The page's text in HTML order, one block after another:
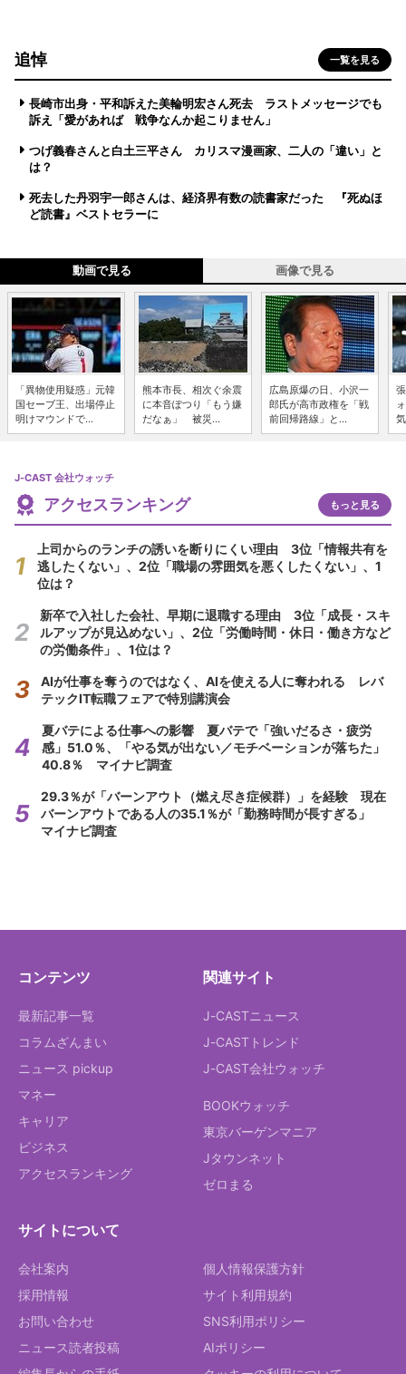
追悼 一覧を見る
長崎市出身・平和訴えた美輪明宏さん死去 ラストメッセージでも
訴え「愛があれば 戦争なんか起こりません」
つげ義春さんと白土三平さん カリスマ漫画家、二人の「違い」と
は？
死去した丹羽宇一郎さんは、経済界有数の読書家だった 『死ぬほ
ど読書』ベストセラーに
動画で見る 画像で見る
「異物使用疑惑」元韓
国セーブ王、出場停止
明けマウンドで...
熊本市長、相次ぐ余震
に本音ぽつり「もう嫌
だなぁ」 被災...
広島原爆の日、小沢一
郎氏が高市政権を「戦
前回帰路線」と...
J-CAST 会社ウォッチ
アクセスランキング もっと見る
上司からのランチの誘いを断りにくい理由 3位「情報共有を
逃したくない」、2位「職場の雰囲気を悪くしたくない」、1
位は？
新卒で入社した会社、早期に退職する理由 3位「成長・スキ
ルアップが見込めない」、2位「労働時間・休日・働き方など
の労働条件」、1位は？
AIが仕事を奪うのではなく、AIを使える人に奪われる レバ
テックIT転職フェアで特別講演会
夏バテによる仕事への影響 夏バテで「強いだるさ・疲労
感」51.0％、「やる気が出ない／モチベーションが落ちた」
40.8％ マイナビ調査
29.3％が「バーンアウト（燃え尽き症候群）」を経験 現在
バーンアウトである人の35.1％が「勤務時間が長すぎる」
マイナビ調査
コンテンツ
最新記事一覧
コラムざんまい
ニュース pickup
マネー
キャリア
ビジネス
アクセスランキング
関連サイト
J-CASTニュース
J-CASTトレンド
J-CAST会社ウォッチ
BOOKウォッチ
東京バーゲンマニア
Jタウンネット
ゼロまる
サイトについて
会社案内
採用情報
お問い合わせ
ニュース読者投稿
個人情報保護方針
サイト利用規約
SNS利用ポリシー
AIポリシー